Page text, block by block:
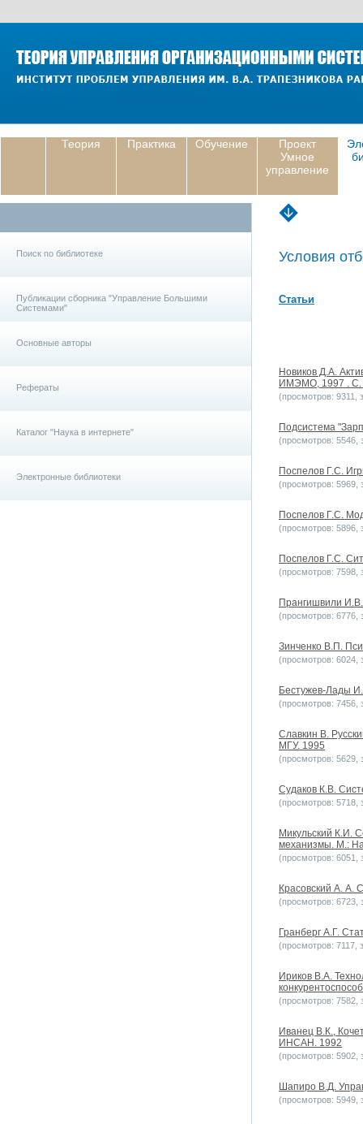
Теория Практика Обучение
Проект
Умное
управление
Поиск по библиотеке
Публикации сборника "Управление Большими
Системами"
Основные авторы
Рефераты
Каталог "Наука в интернете"
Электронные библиотеки
Условия
Статьи
Новиков Д.А.
ИМЭМО, 1997 . С.
(просмотров: 9311,
Подсистема
(просмотров: 5546,
Поспелов Г.С.
(просмотров: 5969,
Поспелов Г.С.
(просмотров: 5896,
Поспелов Г.С.
(просмотров: 7598,
Прангишвили
(просмотров: 6776,
Зинченко В.П.
(просмотров: 6024,
Бестужев-Лады
(просмотров: 7456,
Славкин В.
МГУ. 1995
(просмотров: 5629,
Судаков К.В.
(просмотров: 5718,
Микульский К.И.
механизмы. М.:
(просмотров: 6051,
Красовский А. А.
(просмотров: 6723,
Гранберг А.Г.
(просмотров: 7117,
Ириков В.А.
(просмотров: 7582,
Иванец В.К.,
ИНСАН. 1992
(просмотров: 5902,
Шапиро В.Д.
(просмотров: 5949,